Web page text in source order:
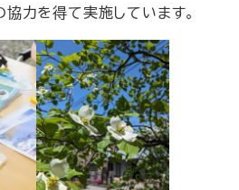
協力を得て実施しています。